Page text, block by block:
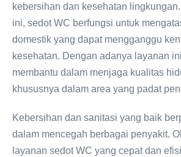
kebersihan dan kesehatan
ini, sedot WC berfungsi untuk
domestik yang dapat mengganggu
kesehatan. Dengan adanya layanan
membantu dalam menjaga kualitas
khususnya dalam area yang padat
Kebersihan dan sanitasi yang baik
dalam mencegah berbagai penyakit.
layanan sedot WC yang cepat dan